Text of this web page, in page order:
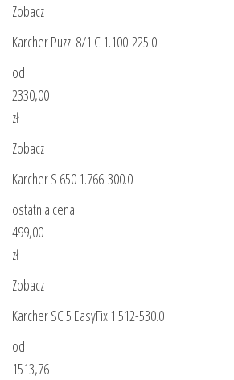
Zobacz
Karcher Puzzi 8/1 C 1.100-225.0
od
2330,00
zł
Zobacz
Karcher S 650 1.766-300.0
ostatnia cena
499,00
zł
Zobacz
Karcher SC 5 EasyFix 1.512-530.0
od
1513,76